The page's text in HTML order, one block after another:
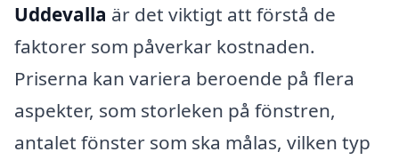
Uddevalla är det viktigt att förstå de
faktorer som påverkar kostnaden.
Priserna kan variera beroende på flera
aspekter, som storleken på fönstren,
antalet fönster som ska målas, vilken typ